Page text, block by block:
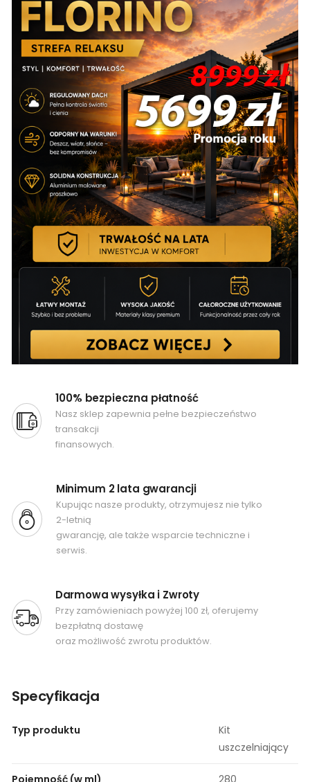
100% bezpieczna płatność
Nasz sklep zapewnia pełne bezpieczeństwo
transakcji
finansowych.
Minimum 2 lata gwarancji
Kupując nasze produkty, otrzymujesz nie tylko
2-letnią
gwarancję, ale także wsparcie techniczne i
serwis.
Darmowa wysyłka i Zwroty
Przy zamówieniach powyżej 100 zł, oferujemy
bezpłatną dostawę
oraz możliwość zwrotu produktów.
Specyfikacja
Typ produktu
Kit
uszczelniający